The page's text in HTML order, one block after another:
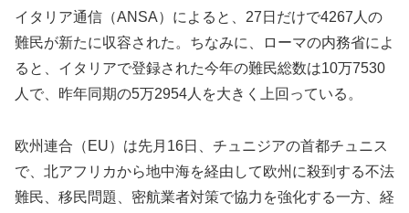
イタリア通信（ANSA）によると、27日だけで4267人の
難民が新たに収容された。ちなみに、ローマの内務省によ
ると、イタリアで登録された今年の難民総数は10万7530
人で、昨年同期の5万2954人を大きく上回っている。
欧州連合（EU）は先月16日、チュニジアの首都チュニス
で、北アフリカから地中海を経由して欧州に殺到する不法
難民、移民問題、密航業者対策で協力を強化する一方、経